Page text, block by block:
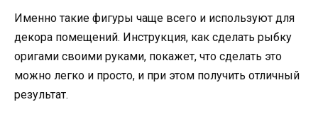
Именно такие фигуры чаще всего и используют для
декора помещений. Инструкция, как сделать рыбку
оригами своими руками, покажет, что сделать это
можно легко и просто, и при этом получить отличный
результат.